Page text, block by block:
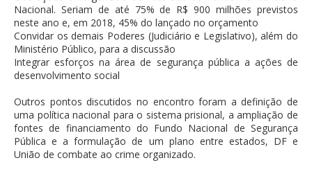
Nacional. Seriam de até 75% de R$ 900 milhões previstos
neste ano e, em 2018, 45% do lançado no orçamento
Convidar os demais Poderes (Judiciário e Legislativo), além do
Ministério Público, para a discussão
Integrar esforços na área de segurança pública a ações de
desenvolvimento social
Outros pontos discutidos no encontro foram a definição de
uma política nacional para o sistema prisional, a ampliação de
fontes de financiamento do Fundo Nacional de Segurança
Pública e a formulação de um plano entre estados, DF e
União de combate ao crime organizado.